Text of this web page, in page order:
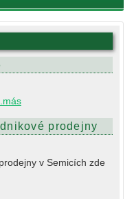
..más
prodejny
v Semicích zde